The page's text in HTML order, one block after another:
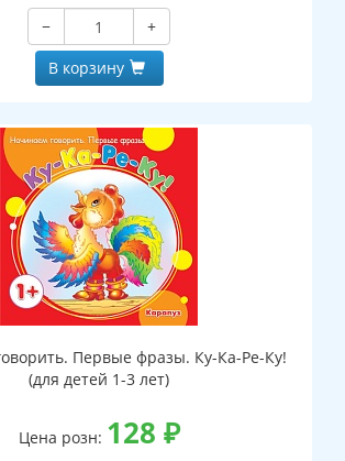
−
+
В корзину
Первые фразы. Ку-Ка-Ре-Ку!
(для детей 1-3 лет)
Цена розн: 128 ₽